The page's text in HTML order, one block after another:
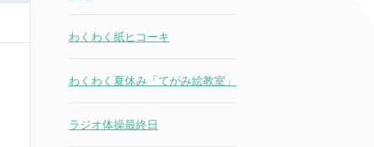
わくわく紙ヒコーキ
わくわく夏休み「てがみ絵教室」
ラジオ体操最終日